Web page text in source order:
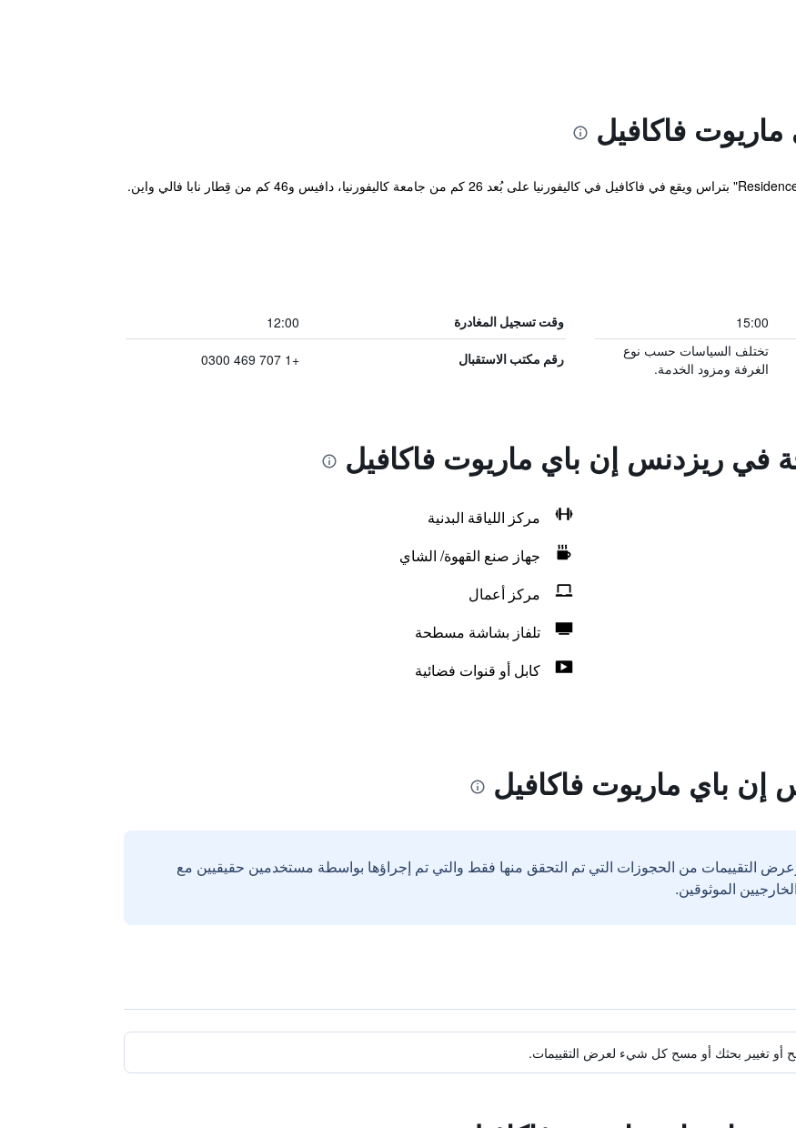
فاكافيل
يتميز مكان إقامة "Residence Inn By Marriott Vacaville" بتراس ويقع في فاكافيل في كاليفورنيا على بُعد 26 كم من جامعة كاليفورنيا، دافيس و46 كم من قِطار نابا فالي واين.
15:00 وقت تسجيل المغادرة 12:00
تختلف السياسات حسب نوع
الغرفة ومزود الخدمة.
رقم مكتب الاستقبال +1 707 469 0300
في ريزدنس إن باي ماريوت فاكافيل
مركز اللياقة البدنية
جهاز صنع القهوة/ الشاي
مركز أعمال
تلفاز بشاشة مسطحة
كابل أو قنوات فضائية
إن باي ماريوت فاكافيل
التقييمات من الحجوزات التي تم التحقق منها فقط والتي تم إجراؤها بواسطة مستخدمين حقيقيين مع
أو تغيير بحثك أو مسح كل شيء لعرض التقييمات.